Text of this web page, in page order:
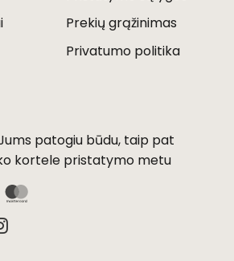
Prekių grąžinimas
Privatumo politika
patogiu būdu, taip pat
kortele pristatymo metu